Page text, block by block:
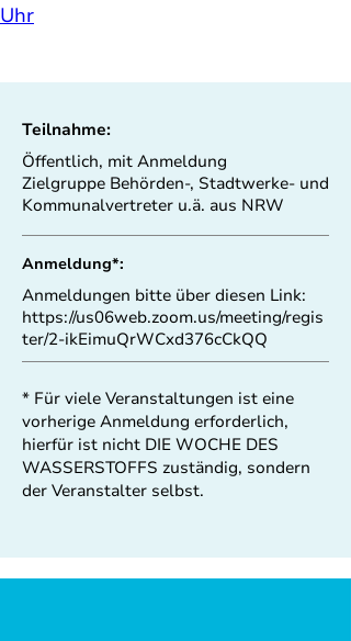
Uhr
Teilnahme:
Öffentlich, mit Anmeldung
Zielgruppe Behörden-, Stadtwerke- und
Kommunalvertreter u.ä. aus NRW
Anmeldung*:
Anmeldungen bitte über diesen Link:
https://us06web.zoom.us/meeting/regis
ter/2-ikEimuQrWCxd376cCkQQ
* Für viele Veranstaltungen ist eine
vorherige Anmeldung erforderlich,
hierfür ist nicht DIE WOCHE DES
WASSERSTOFFS zuständig, sondern
der Veranstalter selbst.